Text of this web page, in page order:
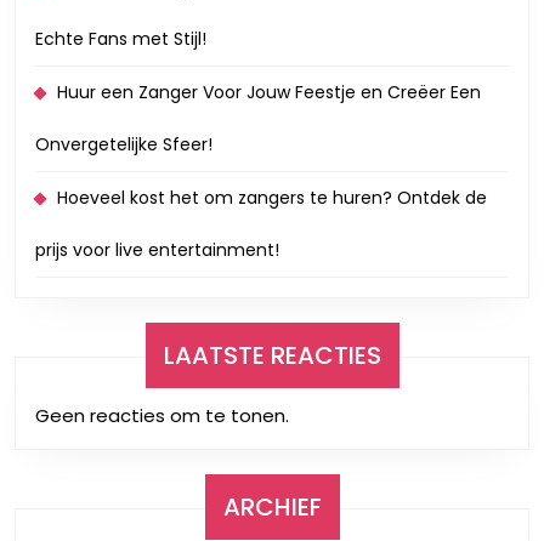
Echte Fans met Stijl!
Huur een Zanger Voor Jouw Feestje en Creëer Een
Onvergetelijke Sfeer!
Hoeveel kost het om zangers te huren? Ontdek de
prijs voor live entertainment!
LAATSTE REACTIES
Geen reacties om te tonen.
ARCHIEF